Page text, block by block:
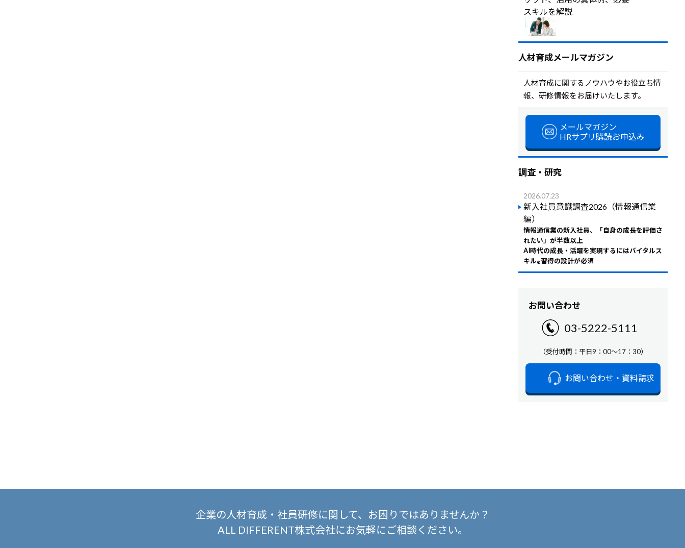
スキルを解説
人材育成メールマガジン
人材育成に関するノウハウやお役立ち情
報、研修情報をお届けいたします。
メールマガジン
HRサプリ購読お申込み
調査・研究
2026.07.23
新入社員意識調査2026（情報通信業
編）
情報通信業の新入社員、「自身の成長を評価さ
れたい」が半数以上
AI時代の成長・活躍を実現するにはバイタルス
キル®習得の設計が必須
お問い合わせ
03-5222-5111
（受付時間：平日9：00～17：30）
お問い合わせ・資料請求
企業の人材育成・社員研修に関して、
お困りではありませんか？
ALL DIFFERENT株式会社にお気軽にご相談ください。